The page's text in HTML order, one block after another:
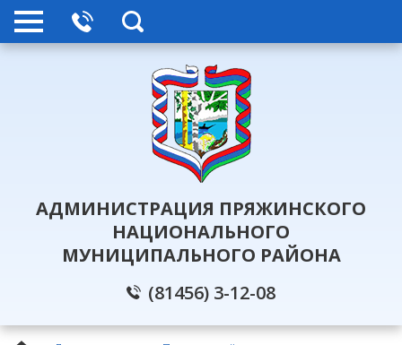
АДМИНИСТРАЦИЯ ПРЯЖИНСКОГО
НАЦИОНАЛЬНОГО
МУНИЦИПАЛЬНОГО РАЙОНА
(81456) 3-12-08